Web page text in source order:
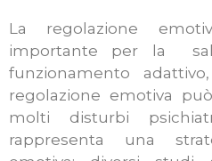
La regolazione
importante per la
funzionamento
regolazione emotiva
molti disturbi
rappresenta una